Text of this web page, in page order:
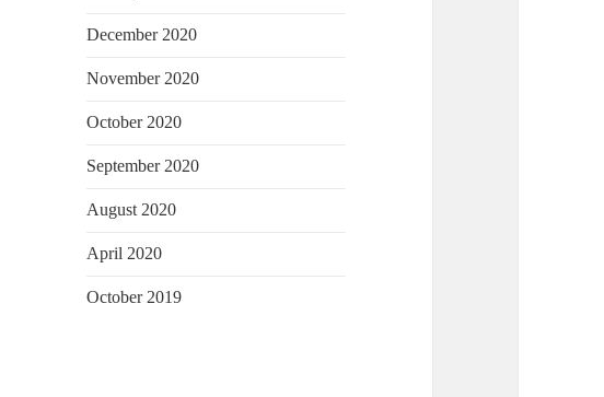
December 2020
November 2020
October 2020
September 2020
August 2020
April 2020
October 2019